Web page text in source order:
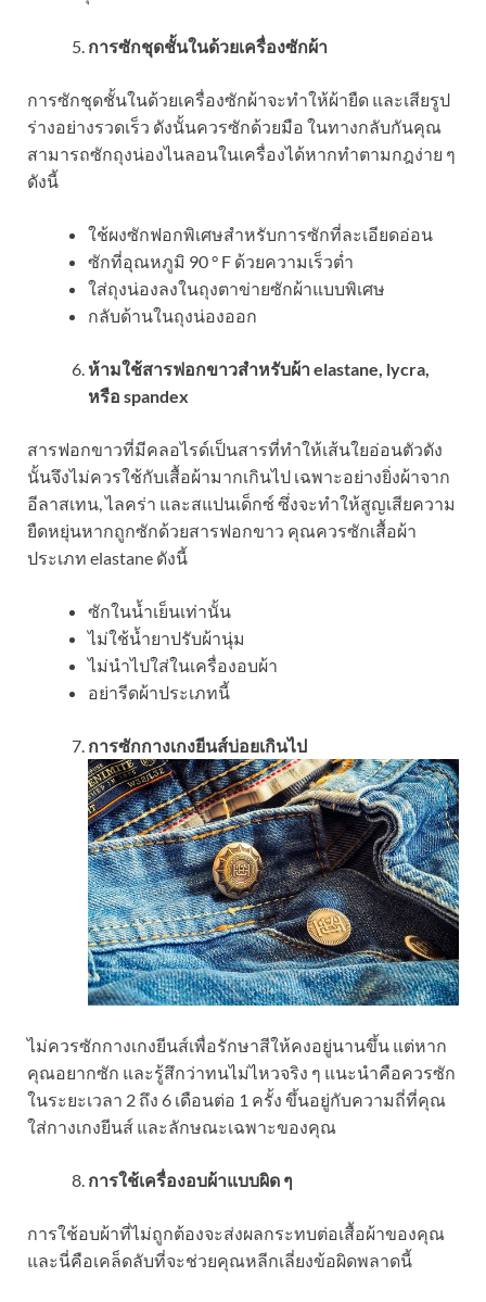
การซักชุดชั้นในด้วยเครื่องซักผ้า
การซักชุดชั้นในด้วยเครื่องซักผ้าจะทำให้ผ้ายืด และเสียรูป
ร่างอย่างรวดเร็ว ดังนั้นควรซักด้วยมือ ในทางกลับกันคุณ
สามารถซักถุงน่องไนลอนในเครื่องได้หากทำตามกฎง่าย ๆ
ดังนี้
ใช้ผงซักฟอกพิเศษสำหรับการซักที่ละเอียดอ่อน
ซักที่อุณหภูมิ 90 ° F ด้วยความเร็วต่ำ
ใส่ถุงน่องลงในถุงตาข่ายซักผ้าแบบพิเศษ
กลับด้านในถุงน่องออก
ห้ามใช้สารฟอกขาวสำหรับผ้า elastane, lycra,
หรือ spandex
สารฟอกขาวที่มีคลอไรด์เป็นสารที่ทำให้เส้นใยอ่อนตัวดัง
นั้นจึงไม่ควรใช้กับเสื้อผ้ามากเกินไป เฉพาะอย่างยิ่งผ้าจาก
อีลาสเทน, ไลคร่า และสแปนเด็กซ์ ซึ่งจะทำให้สูญเสียความ
ยืดหยุ่นหากถูกซักด้วยสารฟอกขาว คุณควรซักเสื้อผ้า
ประเภท elastane ดังนี้
ซักในน้ำเย็นเท่านั้น
ไม่ใช้น้ำยาปรับผ้านุ่ม
ไม่นำไปใส่ในเครื่องอบผ้า
อย่ารีดผ้าประเภทนี้
การซักกางเกงยีนส์บ่อยเกินไป
ไม่ควรซักกางเกงยีนส์เพื่อรักษาสีให้คงอยู่นานขึ้น แต่หาก
คุณอยากซัก และรู้สึกว่าทนไม่ไหวจริง ๆ แนะนำคือควรซัก
ในระยะเวลา 2 ถึง 6 เดือนต่อ 1 ครั้ง ขึ้นอยู่กับความถี่ที่คุณ
ใส่กางเกงยีนส์ และลักษณะเฉพาะของคุณ
การใช้เครื่องอบผ้าแบบผิด ๆ
การใช้อบผ้าที่ไม่ถูกต้องจะส่งผลกระทบต่อเสื้อผ้าของคุณ
และนี่คือเคล็ดลับที่จะช่วยคุณหลีกเลี่ยงข้อผิดพลาดนี้